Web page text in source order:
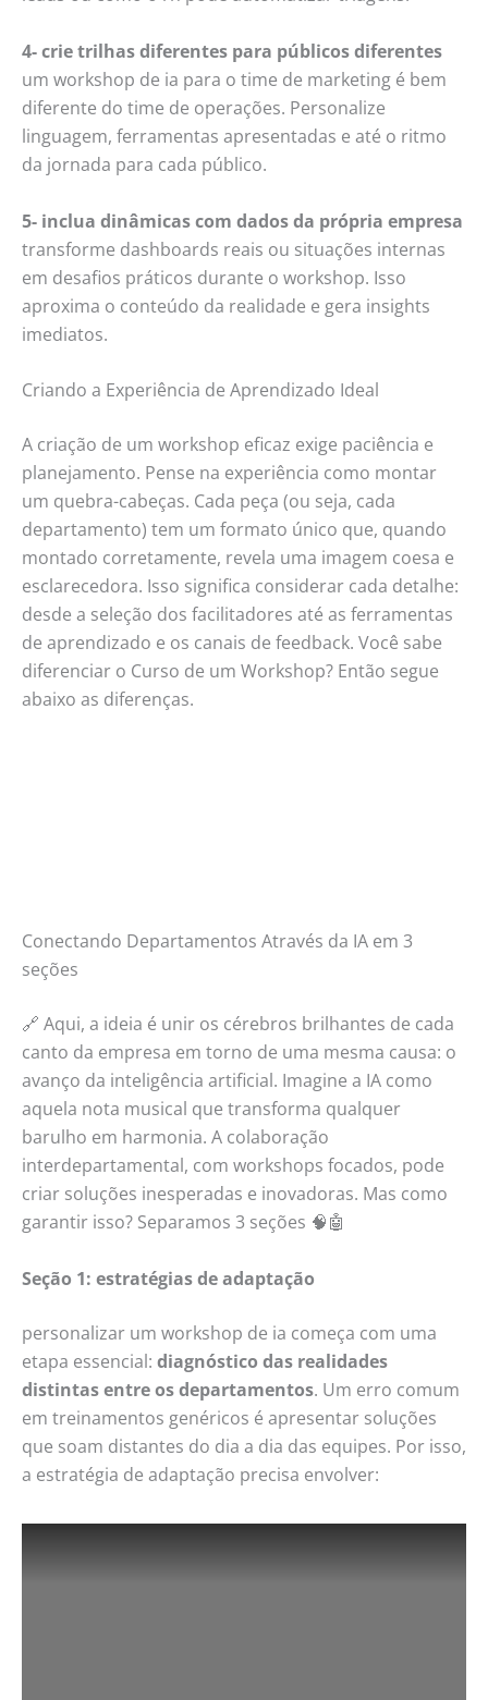
4- crie trilhas diferentes para públicos diferentes
um workshop de ia para o time de marketing é bem
diferente do time de operações. Personalize
linguagem, ferramentas apresentadas e até o ritmo
da jornada para cada público.
5- inclua dinâmicas com dados da própria empresa
transforme dashboards reais ou situações internas
em desafios práticos durante o workshop. Isso
aproxima o conteúdo da realidade e gera insights
imediatos.
Criando a Experiência de Aprendizado Ideal
A criação de um workshop eficaz exige paciência e
planejamento. Pense na experiência como montar
um quebra-cabeças. Cada peça (ou seja, cada
departamento) tem um formato único que, quando
montado corretamente, revela uma imagem coesa e
esclarecedora. Isso significa considerar cada detalhe:
desde a seleção dos facilitadores até as ferramentas
de aprendizado e os canais de feedback. Você sabe
diferenciar o Curso de um Workshop? Então segue
abaixo as diferenças.
Conectando Departamentos Através da IA em 3
seções
🔗 Aqui, a ideia é unir os cérebros brilhantes de cada
canto da empresa em torno de uma mesma causa: o
avanço da inteligência artificial. Imagine a IA como
aquela nota musical que transforma qualquer
barulho em harmonia. A colaboração
interdepartamental, com workshops focados, pode
criar soluções inesperadas e inovadoras. Mas como
garantir isso? Separamos 3 seções 🧠🤖
Seção 1: estratégias de adaptação
personalizar um workshop de ia começa com uma
etapa essencial: diagnóstico das realidades
distintas entre os departamentos. Um erro comum
em treinamentos genéricos é apresentar soluções
que soam distantes do dia a dia das equipes. Por isso,
a estratégia de adaptação precisa envolver: